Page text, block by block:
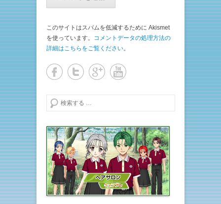
このサイトはスパムを低減するために Akismet
を使っています。 コメントデータの処理方法の
詳細はこちらをご覧ください。
検索する